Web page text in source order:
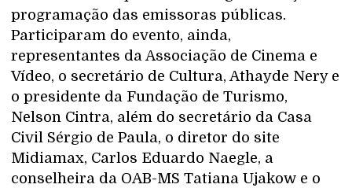
programação das emissoras públicas.
Participaram do evento, ainda,
representantes da Associação de Cinema e
Vídeo, o secretário de Cultura, Athayde Nery e
o presidente da Fundação de Turismo,
Nelson Cintra, além do secretário da Casa
Civil Sérgio de Paula, o diretor do site
Midiamax, Carlos Eduardo Naegle, a
conselheira da OAB-MS Tatiana Ujakow e o